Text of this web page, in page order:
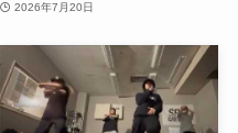
2026年7月20日